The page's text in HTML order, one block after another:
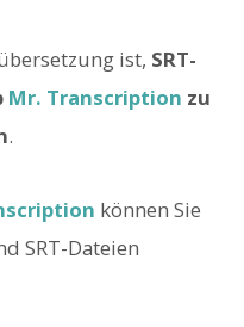
ist, SRT-
Mr. Transcription zu
.
können Sie
SRT-Dateien